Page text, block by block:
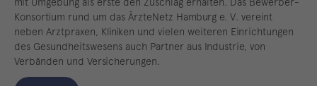
Konsortium rund um das ÄrzteNetz Hamburg e. V. vereint
neben Arztpraxen, Kliniken und vielen weiteren Einrichtungen
des Gesundheitswesens auch Partner aus Industrie, von
Verbänden und Versicherungen.